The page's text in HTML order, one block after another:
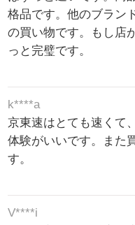
格品です。他のブラン
の買い物です。もし店
っと完璧です。
k****a
京東速はとても速くて
体験がいいです。また
す。
V****i